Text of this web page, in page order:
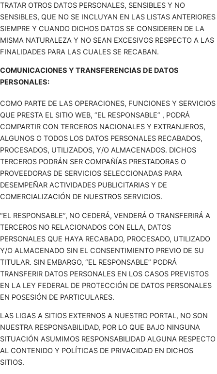
TRATAR OTROS DATOS PERSONALES, SENSIBLES Y NO
SENSIBLES, QUE NO SE INCLUYAN EN LAS LISTAS ANTERIORES
SIEMPRE Y CUANDO DICHOS DATOS SE CONSIDEREN DE LA
MISMA NATURALEZA Y NO SEAN EXCESIVOS RESPECTO A LAS
FINALIDADES PARA LAS CUALES SE RECABAN.
COMUNICACIONES Y TRANSFERENCIAS DE DATOS
PERSONALES:
COMO PARTE DE LAS OPERACIONES, FUNCIONES Y SERVICIOS
QUE PRESTA EL SITIO WEB, “EL RESPONSABLE” , PODRÁ
COMPARTIR CON TERCEROS NACIONALES Y EXTRANJEROS,
ALGUNOS O TODOS LOS DATOS PERSONALES RECABADOS,
PROCESADOS, UTILIZADOS, Y/O ALMACENADOS. DICHOS
TERCEROS PODRÁN SER COMPAÑÍAS PRESTADORAS O
PROVEEDORAS DE SERVICIOS SELECCIONADAS PARA
DESEMPEÑAR ACTIVIDADES PUBLICITARIAS Y DE
COMERCIALIZACIÓN DE NUESTROS SERVICIOS.
“EL RESPONSABLE”, NO CEDERÁ, VENDERÁ O TRANSFERIRÁ A
TERCEROS NO RELACIONADOS CON ELLA, DATOS
PERSONALES QUE HAYA RECABADO, PROCESADO, UTILIZADO
Y/O ALMACENADO SIN EL CONSENTIMIENTO PREVIO DE SU
TITULAR. SIN EMBARGO, “EL RESPONSABLE” PODRÁ
TRANSFERIR DATOS PERSONALES EN LOS CASOS PREVISTOS
EN LA LEY FEDERAL DE PROTECCIÓN DE DATOS PERSONALES
EN POSESIÓN DE PARTICULARES.
LAS LIGAS A SITIOS EXTERNOS A NUESTRO PORTAL, NO SON
NUESTRA RESPONSABILIDAD, POR LO QUE BAJO NINGUNA
SITUACIÓN ASUMIMOS RESPONSABILIDAD ALGUNA RESPECTO
AL CONTENIDO Y POLÍTICAS DE PRIVACIDAD EN DICHOS
SITIOS.